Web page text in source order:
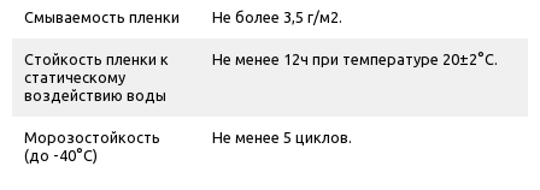
Смываемость пленки Не более 3,5 г/м2.
Стойкость пленки к
статическому
воздействию воды
Не менее 12ч при температуре 20±2°С.
Морозостойкость
(до -40°С)
Не менее 5 циклов.